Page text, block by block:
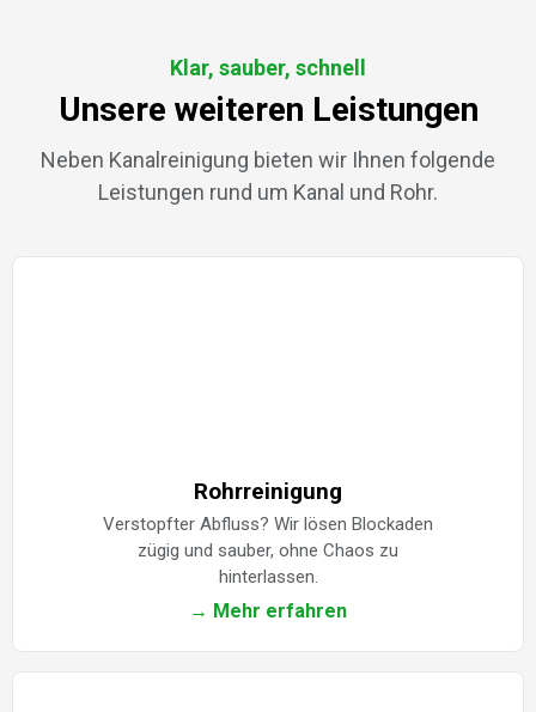
Klar, sauber, schnell
Unsere weiteren Leistungen
Neben Kanalreinigung bieten wir Ihnen folgende
Leistungen rund um Kanal und Rohr.
Rohrreinigung
Verstopfter Abfluss? Wir lösen Blockaden
zügig und sauber, ohne Chaos zu
hinterlassen.
→ Mehr erfahren